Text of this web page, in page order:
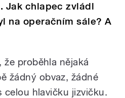
Jak chlapec zvládl
na operačním sále? A
proběhla nějaká
žádný obvaz, žádné
celou hlavičku jizvičku.